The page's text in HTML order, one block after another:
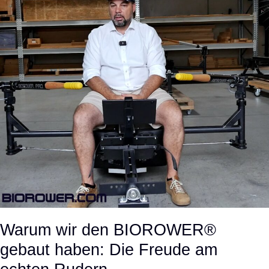
Warum wir den BIOROWER®
gebaut haben: Die Freude am